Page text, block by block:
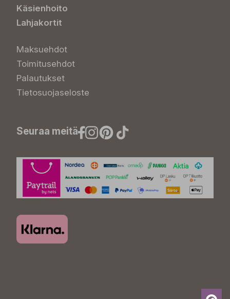
Käsienhoito
Lahjakortit
Maksuehdot
Toimitusehdot
Palautukset
Tietosuojaseloste
Seuraa meitä